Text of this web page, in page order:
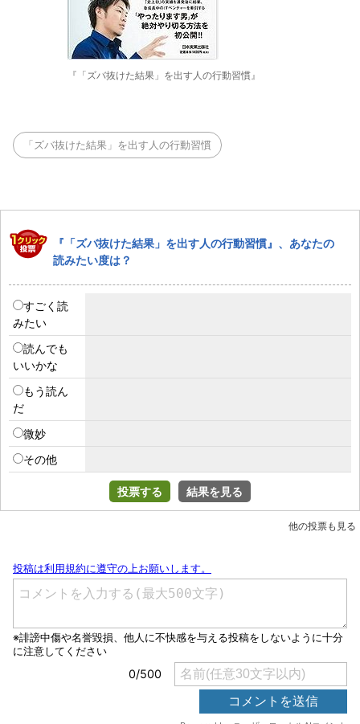
『「ズバ抜けた結果」を出す人の行動習慣』
「ズバ抜けた結果」を出す人の行動習慣
『「ズバ抜けた結果」を出す人の行動習慣』、あなたの
読みたい度は？
すごく読
みたい
読んでも
いいかな
もう読ん
だ
微妙
その他
投票する 結果を見る
他の投票も見る